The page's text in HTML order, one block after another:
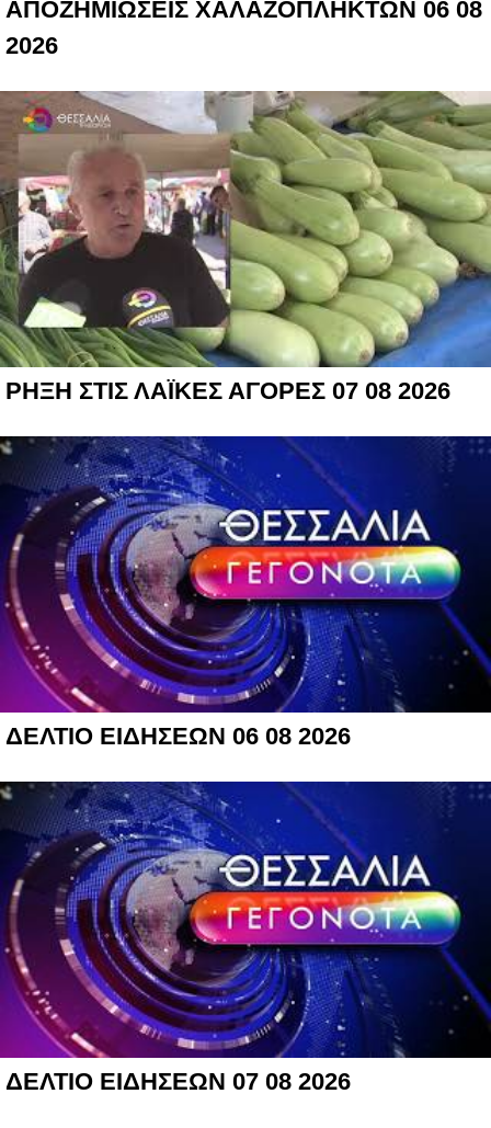
ΑΠΟΖΗΜΙΩΣΕΙΣ ΧΑΛΑΖΟΠΛΗΚΤΩΝ 06 08
2026
ΡΗΞΗ ΣΤΙΣ ΛΑΪΚΕΣ ΑΓΟΡΕΣ 07 08 2026
ΔΕΛΤΙΟ ΕΙΔΗΣΕΩΝ 06 08 2026
ΔΕΛΤΙΟ ΕΙΔΗΣΕΩΝ 07 08 2026